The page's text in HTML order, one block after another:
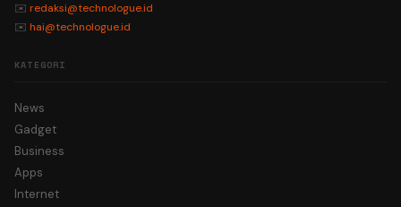
✉️ redaksi@technologue.id
✉️ hai@technologue.id
KATEGORI
News
Gadget
Business
Apps
Internet